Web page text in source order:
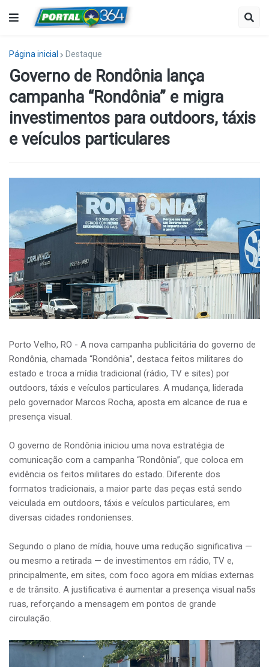
Página inicial Destaque
Governo de Rondônia lança
campanha “Rondônia” e migra
investimentos para outdoors, táxis
e veículos particulares
Porto Velho, RO - A nova campanha publicitária do governo de
Rondônia, chamada “Rondônia”, destaca feitos militares do
estado e troca a mídia tradicional (rádio, TV e sites) por
outdoors, táxis e veículos particulares. A mudança, liderada
pelo governador Marcos Rocha, aposta em alcance de rua e
presença visual.
O governo de Rondônia iniciou uma nova estratégia de
comunicação com a campanha “Rondônia”, que coloca em
evidência os feitos militares do estado. Diferente dos
formatos tradicionais, a maior parte das peças está sendo
veiculada em outdoors, táxis e veículos particulares, em
diversas cidades rondonienses.
Segundo o plano de mídia, houve uma redução significativa —
ou mesmo a retirada — de investimentos em rádio, TV e,
principalmente, em sites, com foco agora em mídias externas
e de trânsito. A justificativa é aumentar a presença visual na5s
ruas, reforçando a mensagem em pontos de grande
circulação.